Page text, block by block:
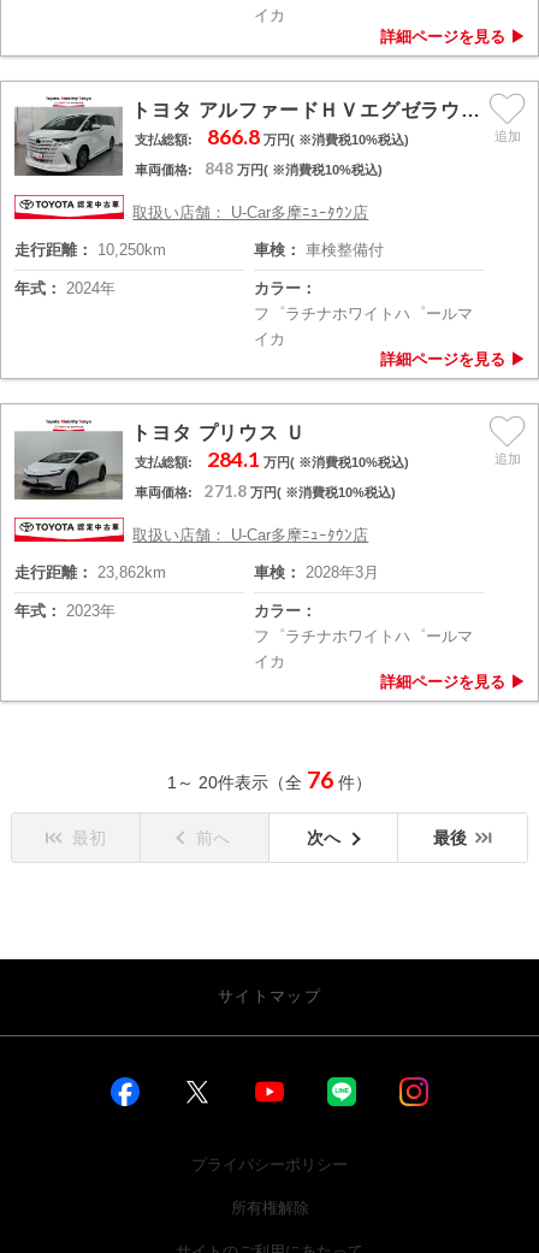
イカ
トヨタ アルファードＨＶエグゼラウンジ
支払総額: 866.8万円( ※消費税10%税込)
車両価格: 848 万円( ※消費税10%税込)
取扱い店舗： U-Car多摩ﾆｭｰﾀｳﾝ店
走行距離： 10,250km 車検： 車検整備付
年式： 2024年
カラー：
フ゜ラチナホワイトハ゜ールマ
イカ
トヨタ プリウス Ｕ
支払総額: 284.1万円( ※消費税10%税込)
車両価格: 271.8 万円( ※消費税10%税込)
取扱い店舗： U-Car多摩ﾆｭｰﾀｳﾝ店
走行距離： 23,862km 車検： 2028年3月
年式： 2023年
カラー：
フ゜ラチナホワイトハ゜ールマ
イカ
1～ 20件表示（全 76 件）
最初 前へ 次へ 最後
サイトマップ
プライバシーポリシー
所有権解除